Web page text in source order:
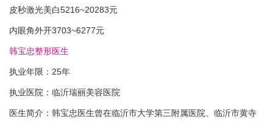
皮秒激光美白5216~20283元
内眼角外开3703~6277元
韩宝忠整形医生
执业年限：25年
执业医院：临沂瑞丽美容医院
医生简介：韩宝忠医生曾在临沂市大学第三附属医院、临沂市黄寺